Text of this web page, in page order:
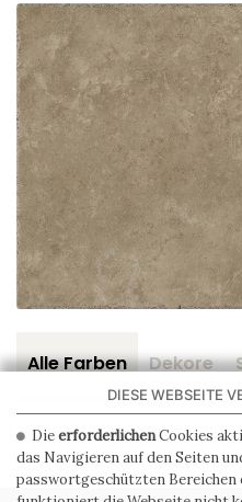
Alle Farben Dekore
DIESE WEBSEITE
DieerforderlichenCookies
das Navigieren auf den Seiten
passwortgeschützten Bereichen